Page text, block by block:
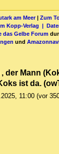
am Meer| Zum
Kopp-Verlag |
das Gelbe Forum
und
, der Mann
ist da.
11:00 (vor